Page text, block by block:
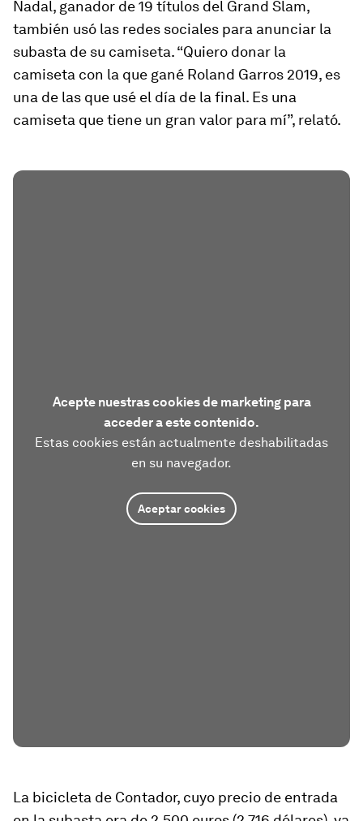
Nadal, ganador de 19 títulos del Grand Slam,
también usó las redes sociales para anunciar la
subasta de su camiseta. “Quiero donar la
camiseta con la que gané Roland Garros 2019, es
una de las que usé el día de la final. Es una
camiseta que tiene un gran valor para mí”, relató.
Acepte nuestras cookies de marketing para
acceder a este contenido.
Estas cookies están actualmente deshabilitadas
en su navegador.
Aceptar cookies
La bicicleta de Contador, cuyo precio de entrada